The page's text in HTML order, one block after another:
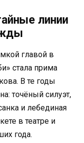
линии
главой в
стала прима
В те годы
точёный силуэт,
и лебединая
в театре и
года.